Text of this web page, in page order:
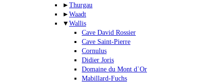
► Thurgau
► Waadt
▼ Wallis
Cave David Rossier
Cave Saint-Pierre
Cornulus
Didier Joris
Domaine du Mont d`Or
Mabillard-Fuchs